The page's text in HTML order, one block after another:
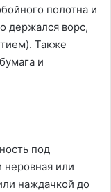
полотна и
держался ворс,
Также
и
под
или
наждачкой до